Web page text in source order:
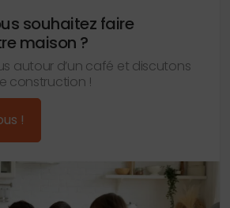
souhaitez faire
maison ?
autour d’un café et discutons
construction !
!